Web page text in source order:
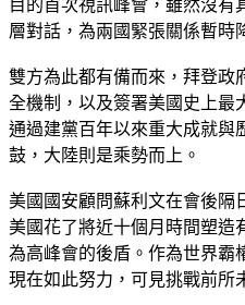
目的首次視訊峰會，雖然沒有
層對話，為兩國緊張關係暫時
雙方為此都有備而來，拜登政
全機制，以及簽署美國史上最
通過建黨百年以來重大成就與
鼓，大陸則是乘勢而上。
美國國安顧問蘇利文在會後隔
美國花了將近十個月時間塑造
為高峰會的後盾。作為世界霸
現在如此努力，可見挑戰前所